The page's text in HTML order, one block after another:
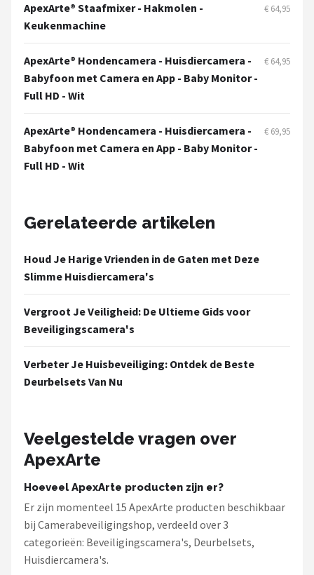
ApexArte® Staafmixer - Hakmolen -
Keukenmachine
€ 64,95
ApexArte® Hondencamera - Huisdiercamera -
Babyfoon met Camera en App - Baby Monitor -
Full HD - Wit
€ 64,95
ApexArte® Hondencamera - Huisdiercamera -
Babyfoon met Camera en App - Baby Monitor -
Full HD - Wit
€ 69,95
Gerelateerde artikelen
Houd Je Harige Vrienden in de Gaten met Deze
Slimme Huisdiercamera's
Vergroot Je Veiligheid: De Ultieme Gids voor
Beveiligingscamera's
Verbeter Je Huisbeveiliging: Ontdek de Beste
Deurbelsets Van Nu
Veelgestelde vragen over
ApexArte
Hoeveel ApexArte producten zijn er?
Er zijn momenteel 15 ApexArte producten beschikbaar
bij Camerabeveiligingshop, verdeeld over 3
categorieën: Beveiligingscamera's, Deurbelsets,
Huisdiercamera's.